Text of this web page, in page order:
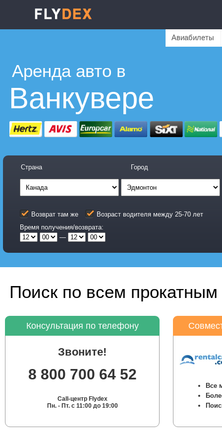
Авиабилеты
Аренда авто в
Ванкувере
Страна Город
Возврат там же
Возраст водителя между 25-70 лет
Время получения/возврата:
—
Поиск по всем
Консультация по телефону
Звоните!
8 800 700 64 52
Call-центр Flydex
Пн. - Пт. с 11:00 до 19:00
Все